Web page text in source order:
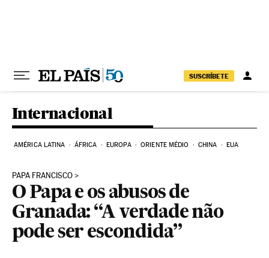
SUSCRÍBETE
Internacional
AMÉRICA LATINA ÁFRICA EUROPA ORIENTE MÉDIO CHINA EUA
PAPA FRANCISCO
O Papa e os abusos de
Granada: “A verdade não
pode ser escondida”